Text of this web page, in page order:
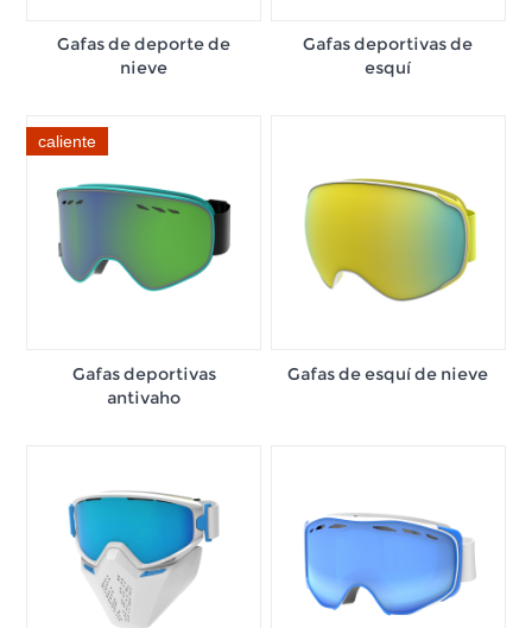
Gafas de deporte de
nieve
Gafas deportivas de
esquí
caliente
Gafas deportivas
antivaho
Gafas de esquí de nieve